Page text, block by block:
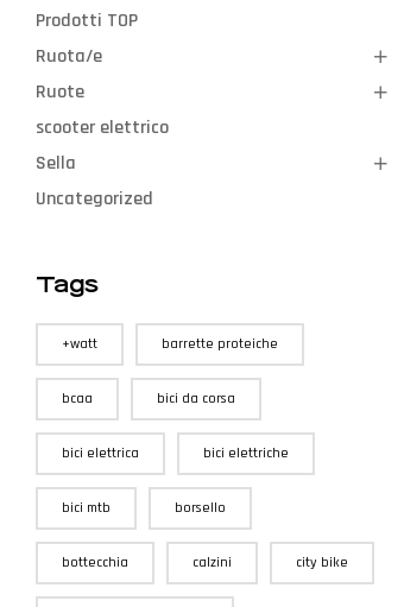
Prodotti TOP
Ruota/e
Ruote
scooter elettrico
Sella
Uncategorized
Tags
+watt barrette proteiche
bcaa bici da corsa
bici elettrica bici elettriche
bici mtb borsello
bottecchia calzini city bike